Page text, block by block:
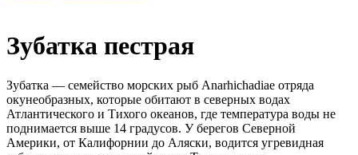
Зубатка пестрая
Зубатка — семейство морских рыб Anarhichadiae отряда
окунеобразных, которые обитают в северных водах
Атлантического и Тихого океанов, где температура воды не
поднимается выше 14 градусов. У берегов Северной
Америки, от Калифорнии до Аляски, водится угревидная